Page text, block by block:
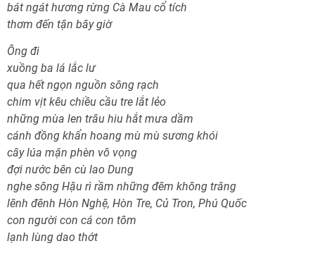
bát ngát hương rừng Cà Mau cổ tích
thơm đến tận bây giờ
Ông đi
xuồng ba lá lắc lư
qua hết ngọn nguồn sông rạch
chim vịt kêu chiều cầu tre lắt lẻo
những mùa len trâu hiu hắt mưa dầm
cánh đồng khẩn hoang mù mù sương khói
cây lúa mặn phèn vô vọng
đợi nước bên cù lao Dung
nghe sông Hậu rì rầm những đêm không trăng
lênh đênh Hòn Nghệ, Hòn Tre, Củ Tron, Phú Quốc
con người con cá con tôm
lạnh lùng dao thớt